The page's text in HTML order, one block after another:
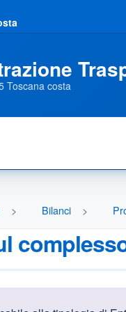
Toscana costa
Bilanci